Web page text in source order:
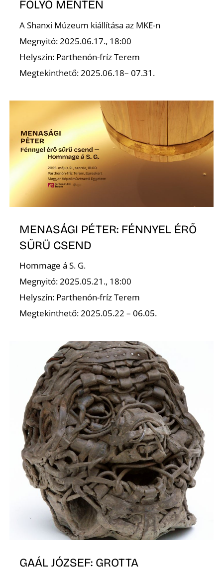
FOLYÓ MENTÉN
A Shanxi Múzeum kiállítása az MKE-n
Megnyitó: 2025.06.17., 18:00
Helyszín: Parthenón-fríz Terem
Megtekinthető: 2025.06.18– 07.31.
MENASÁGI PÉTER: FÉNNYEL ÉRŐ
SŰRÜ CSEND
Hommage á S. G.
Megnyitó: 2025.05.21., 18:00
Helyszín: Parthenón-fríz Terem
Megtekinthető: 2025.05.22 – 06.05.
GAÁL JÓZSEF: GROTTA